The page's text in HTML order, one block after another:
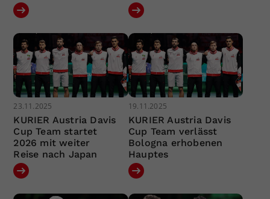
23.11.2025
KURIER Austria Davis
Cup Team startet
2026 mit weiter
Reise nach Japan
19.11.2025
KURIER Austria Davis
Cup Team verlässt
Bologna erhobenen
Hauptes